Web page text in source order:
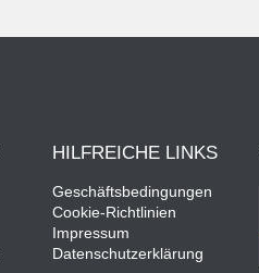
HILFREICHE LINKS
Geschäftsbedingungen
Cookie-Richtlinien
Impressum
Datenschutzerklärung